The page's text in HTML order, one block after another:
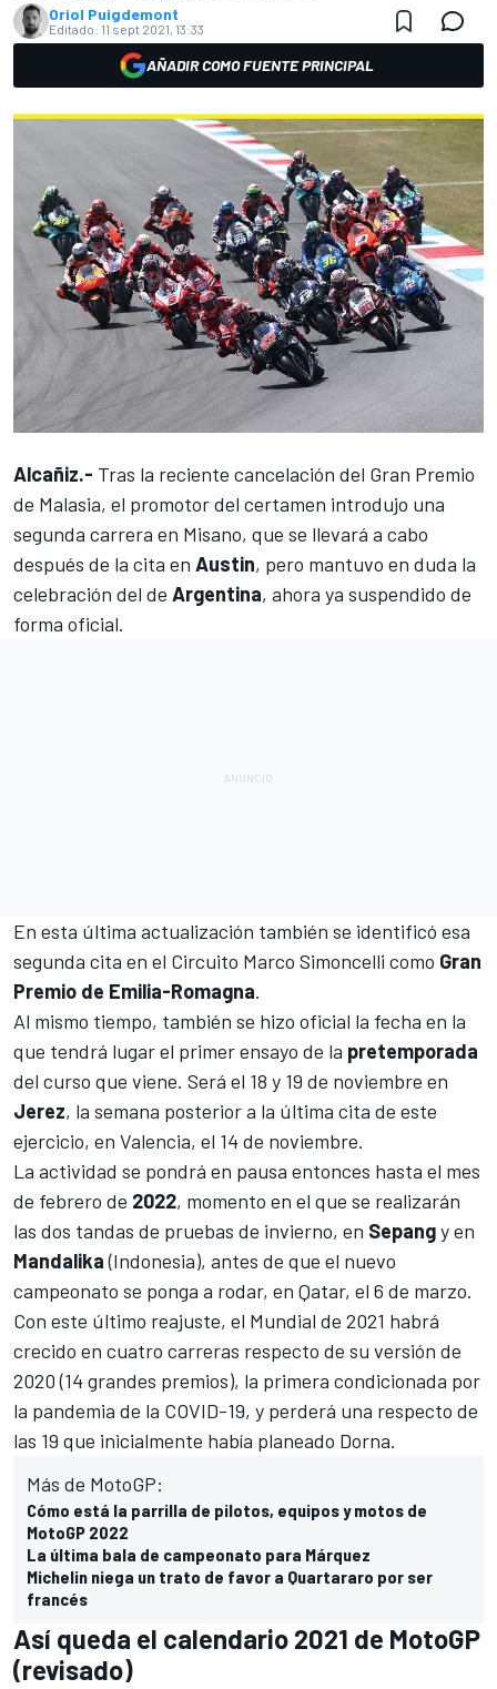
Oriol Puigdemont
Editado: 11 sept 2021, 13:33
AÑADIR COMO FUENTE PRINCIPAL
Alcañiz.- Tras la reciente cancelación del Gran Premio
de Malasia, el promotor del certamen introdujo una
segunda carrera en Misano, que se llevará a cabo
después de la cita en Austin, pero mantuvo en duda la
celebración del de Argentina, ahora ya suspendido de
forma oficial.
En esta última actualización también se identificó esa
segunda cita en el Circuito Marco Simoncelli como Gran
Premio de Emilia-Romagna.
Al mismo tiempo, también se hizo oficial la fecha en la
que tendrá lugar el primer ensayo de la pretemporada
del curso que viene. Será el 18 y 19 de noviembre en
Jerez, la semana posterior a la última cita de este
ejercicio, en Valencia, el 14 de noviembre.
La actividad se pondrá en pausa entonces hasta el mes
de febrero de 2022, momento en el que se realizarán
las dos tandas de pruebas de invierno, en Sepangy en
Mandalika(Indonesia), antes de que el nuevo
campeonato se ponga a rodar, en Qatar, el 6 de marzo.
Con este último reajuste, el Mundial de 2021 habrá
crecido en cuatro carreras respecto de su versión de
2020 (14 grandes premios), la primera condicionada por
la pandemia de la COVID-19, y perderá una respecto de
las 19 que inicialmente había planeado Dorna.
Más de MotoGP:
Cómo está la parrilla de pilotos, equipos y motos de
MotoGP 2022
La última bala de campeonato para Márquez
Michelin niega un trato de favor a Quartararo por ser
francés
Así queda el calendario 2021 de MotoGP
(revisado)